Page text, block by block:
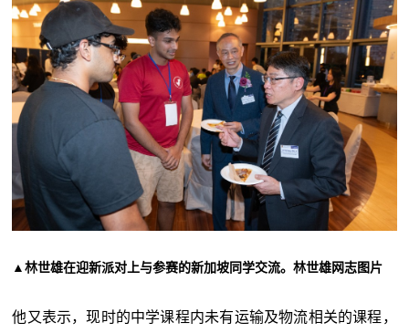
▲林世雄在迎新派对上与参赛的新加坡同学交流。林世雄网志图片
他又表示，现时的中学课程内未有运输及物流相关的课程，